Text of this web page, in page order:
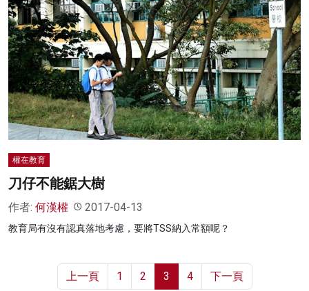
權在教育
刀仔不能鋸大樹
作者: 何漢權 2017-04-13
教育局有沒有認真落地考慮，要將TSS納入常額呢？
上一頁 1 2 3 4 下一頁